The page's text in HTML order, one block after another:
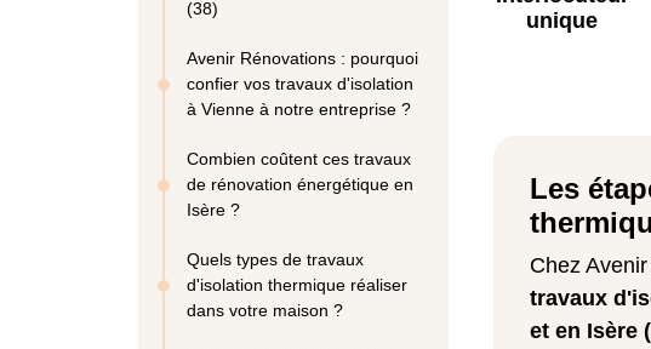
(38)
Avenir Rénovations : pourquoi
confier vos travaux d'isolation
à Vienne à notre entreprise ?
Combien coûtent ces travaux
de rénovation énergétique en
Isère ?
Quels types de travaux
d'isolation thermique réaliser
dans votre maison ?
unique
Les
Chez
travaux
et en Isère